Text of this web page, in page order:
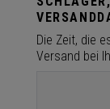
Die Zeit, die
Versand bei